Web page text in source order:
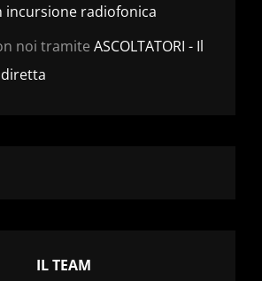
incursione radiofonica
noi tramite ASCOLTATORI - Il
IL TEAM